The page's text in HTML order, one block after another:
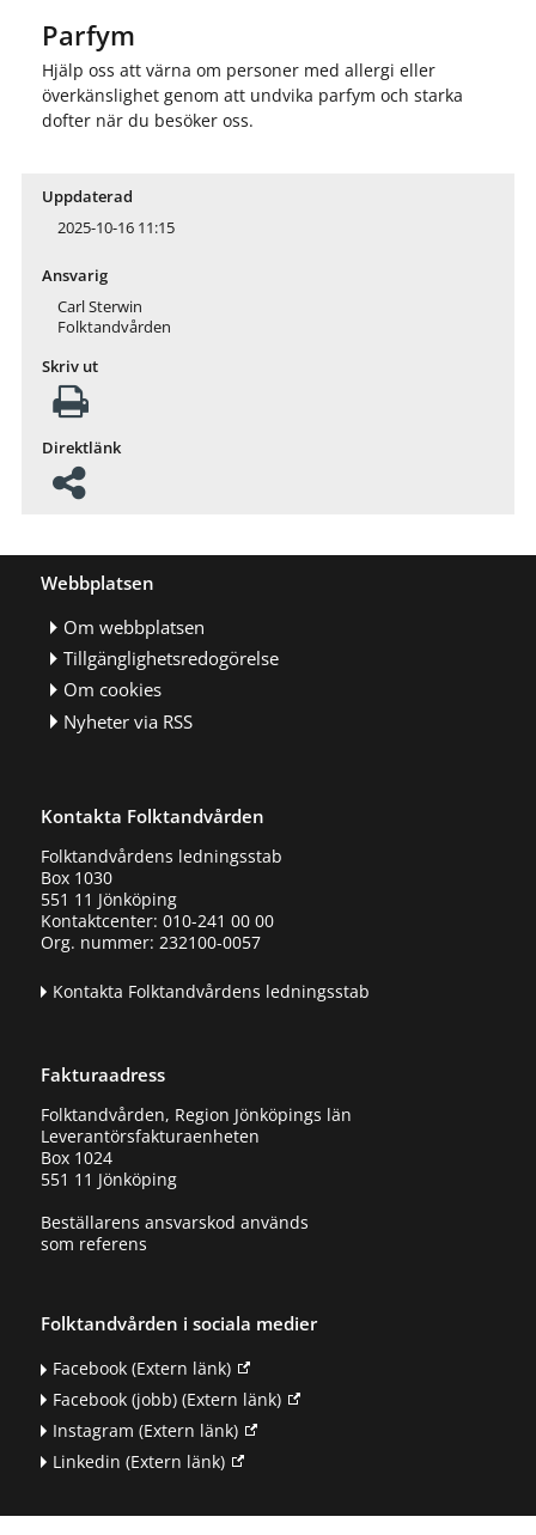
Parfym
Hjälp oss att värna om personer med allergi eller
överkänslighet genom att undvika parfym och starka
dofter när du besöker oss.
Uppdaterad
2025-10-16 11:15
Ansvarig
Carl Sterwin
Folktandvården
Skriv ut
Direktlänk
Webbplatsen
Om webbplatsen
Tillgänglighetsredogörelse
Om cookies
Nyheter via RSS
Kontakta Folktandvården
Folktandvårdens ledningsstab
Box 1030
551 11 Jönköping
Kontaktcenter: 010-241 00 00
Org. nummer: 232100-0057
Kontakta Folktandvårdens ledningsstab
Fakturaadress
Folktandvården, Region Jönköpings län
Leverantörsfakturaenheten
Box 1024
551 11 Jönköping
Beställarens ansvarskod används
som referens
Folktandvården i sociala medier
Facebook(Extern länk)
Facebook (jobb)(Extern länk)
Instagram (Extern länk)
Linkedin (Extern länk)